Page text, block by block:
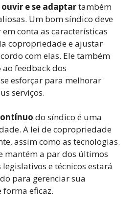
e se adaptartambém
Um bom síndico deve
em conta as características
copropriedade e ajustar
com elas. Ele também
ao feedback dos
esforçar para melhorar
serviços.
do síndico é uma
A lei de copropriedade
assim como as tecnologias.
mantém a par dos últimos
e técnicos estará
para gerenciar sua
eficaz.